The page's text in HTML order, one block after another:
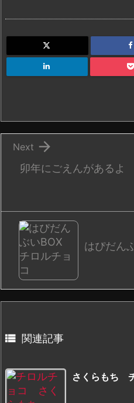
卯年にごえんがあるよ

Next
はぴだん
 関連記事
さくらもち